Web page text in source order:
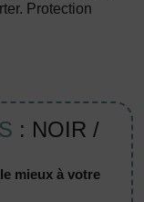
Protection
: NOIR /
mieux à votre